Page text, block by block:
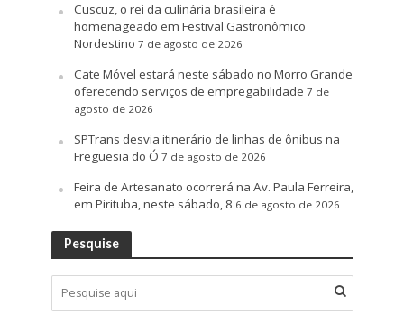
Cuscuz, o rei da culinária brasileira é
homenageado em Festival Gastronômico
Nordestino 7 de agosto de 2026
Cate Móvel estará neste sábado no Morro Grande
oferecendo serviços de empregabilidade 7 de
agosto de 2026
SPTrans desvia itinerário de linhas de ônibus na
Freguesia do Ó 7 de agosto de 2026
Feira de Artesanato ocorrerá na Av. Paula Ferreira,
em Pirituba, neste sábado, 8 6 de agosto de 2026
Pesquise